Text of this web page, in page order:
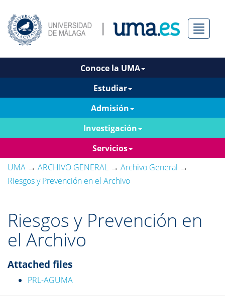
Menú
Conoce la UMA
Estudiar
Admisión
Investigación
Servicios
UMA → ARCHIVO GENERAL → Archivo General →
Riesgos y Prevención en el Archivo
Riesgos y Prevención en
el Archivo
Attached files
PRL-AGUMA